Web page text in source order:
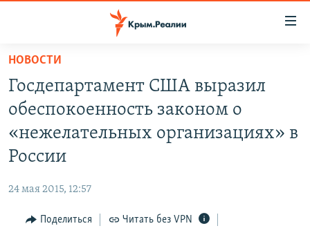
Вернуться
основному
содержанию
главной
Вернутся
поиску
СПЕЦПРОЕКТЫ
ИСТОРИЯ
ИНФОГРАФИКА
РАДІО СВОБОДА
КАК ОБОЙТИ БЛОКИРОВКУ
НОВОСТИ
Госдепартамент США выразил
обеспокоенность законом о
«нежелательных организациях» в
России
24 мая 2015, 12:57
Поделиться Читать без VPN